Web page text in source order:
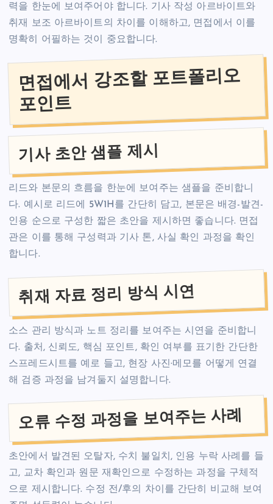
력을 한눈에 보여주어야 합니다. 기사 작성 아르바이트와
취재 보조 아르바이트의 차이를 이해하고, 면접에서 이를
명확히 어필하는 것이 중요합니다.
면접에서 강조할 포트폴리오
포인트
기사 초안 샘플 제시
리드와 본문의 흐름을 한눈에 보여주는 샘플을 준비합니
다. 예시로 리드에 5W1H를 간단히 담고, 본문은 배경-발견-
인용 순으로 구성한 짧은 초안을 제시하면 좋습니다. 면접
관은 이를 통해 구성력과 기사 톤, 사실 확인 과정을 확인
합니다.
취재 자료 정리 방식 시연
소스 관리 방식과 노트 정리를 보여주는 시연을 준비합니
다. 출처, 신뢰도, 핵심 포인트, 확인 여부를 표기한 간단한
스프레드시트를 예로 들고, 현장 사진·메모를 어떻게 연결
해 검증 과정을 남겨둘지 설명합니다.
오류 수정 과정을 보여주는 사례
초안에서 발견된 오탈자, 수치 불일치, 인용 누락 사례를 들
고, 교차 확인과 원문 재확인으로 수정하는 과정을 구체적
으로 제시합니다. 수정 전/후의 차이를 간단히 비교해 보여